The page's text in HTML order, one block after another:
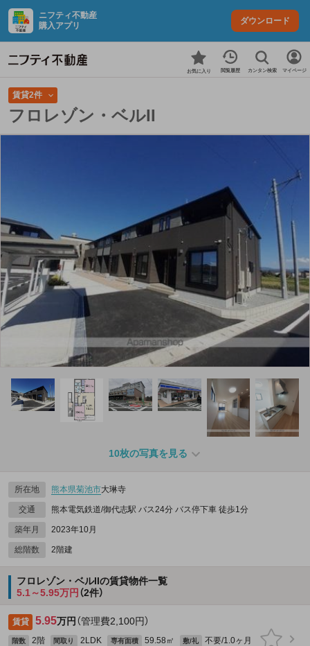
ニフティ不動産
購入アプリ
ダウンロード
お気に入り 閲覧履歴 カンタン検索 マイページ
賃貸2件
フロレゾン・ベルII
10枚の写真を見る
所在地 熊本県菊池市大琳寺
交通 熊本電気鉄道/御代志駅 バス24分 バス停下車 徒歩1分
築年月 2023年10月
総階数 2階建
フロレゾン・ベルIIの賃貸物件一覧
5.1～5.95万円 （2件）
賃貸 5.95万円 （管理費2,100円）
階数 2階 間取り 2LDK 専有面積 59.58㎡ 敷/礼
不要/1.0ヶ月